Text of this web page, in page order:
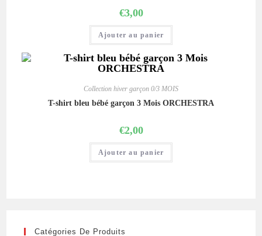
€3,00
Ajouter au panier
Collection hiver garçon 0/3 MOIS
T-shirt bleu bébé garçon 3 Mois ORCHESTRA
€2,00
Ajouter au panier
Catégories De Produits